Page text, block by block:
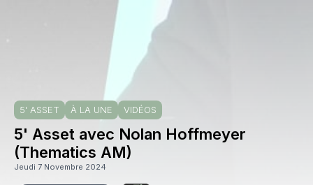
5' ASSET À LA UNE VIDÉOS
5' Asset avec Nolan Hoffmeyer
(Thematics AM)
Jeudi 7 Novembre 2024